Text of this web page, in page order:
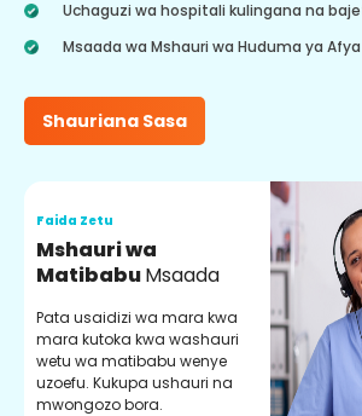
Uchaguzi wa hospitali kulingana na
Msaada wa Mshauri wa Huduma ya
Shauriana Sasa
Video ya
Ushauri
Ushauri wa mtandaoni na
madaktari wetu wenye
zaidi kuhusu matibabu kwa
wakati halisi ili kupata
bora wa afya.